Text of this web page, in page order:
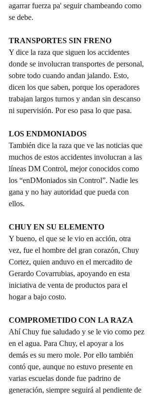
agarrar fuerza pa' seguir chambeando como
se debe.
TRANSPORTES SIN FRENO
Y dice la raza que siguen los accidentes
donde se involucran transportes de personal,
sobre todo cuando andan jalando. Esto,
dicen los que saben, porque los operadores
trabajan largos turnos y andan sin descanso
ni supervisión. Por eso pasa lo que pasa.
LOS ENDMONIADOS
También dice la raza que ve las noticias que
muchos de estos accidentes involucran a las
líneas DM Control, mejor conocidos como
los “enDMoniados sin Control”. Nadie les
gana y no hay autoridad que pueda con
ellos.
CHUY EN SU ELEMENTO
Y bueno, el que se le vio en acción, otra
vez, fue el hombre del gran corazón, Chuy
Cortez, quien anduvo en el mercadito de
Gerardo Covarrubias, apoyando en esta
iniciativa de venta de productos para el
hogar a bajo costo.
COMPROMETIDO CON LA RAZA
Ahí Chuy fue saludado y se le vio como pez
en el agua. Para Chuy, el apoyar a los
demás es su mero mole. Por ello también
contó que, aunque no estuvo presente en
varias escuelas donde fue padrino de
generación, siempre seguirá al pendiente de